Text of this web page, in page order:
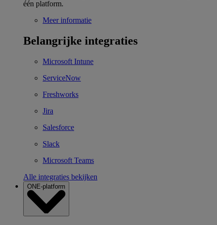
één platform.
Meer informatie
Belangrijke integraties
Microsoft Intune
ServiceNow
Freshworks
Jira
Salesforce
Slack
Microsoft Teams
Alle integraties bekijken
ONE-platform